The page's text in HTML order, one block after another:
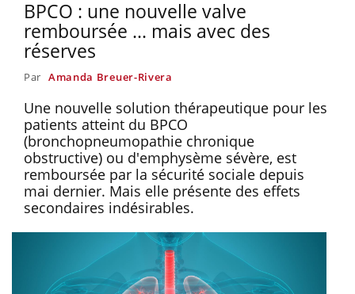
BPCO : une nouvelle valve
remboursée ... mais avec des
réserves
Par Amanda Breuer-Rivera
Une nouvelle solution thérapeutique pour les
patients atteint du BPCO
(bronchopneumopathie chronique
obstructive) ou d'emphysème sévère, est
remboursée par la sécurité sociale depuis
mai dernier. Mais elle présente des effets
secondaires indésirables.